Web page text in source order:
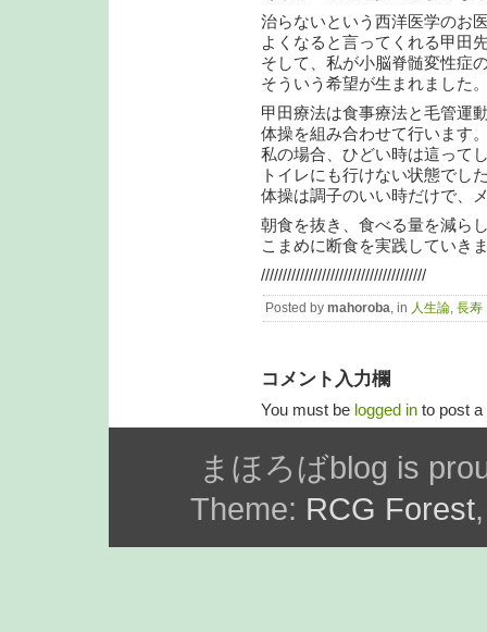
治らないという西洋医学のお
よくなると言ってくれる甲田
そして、私が小脳脊髄変性症
そういう希望が生まれました
甲田療法は食事療法と毛管運
体操を組み合わせて行います
私の場合、ひどい時は這って
トイレにも行けない状態でし
体操は調子のいい時だけで、
朝食を抜き、食べる量を減ら
こまめに断食を実践していき
//////////////////////////////////////
Posted by mahoroba, in 人生論, 長寿
コメント入力欄
You must be logged in to post
まほろばblog is
Theme: RCG Forest